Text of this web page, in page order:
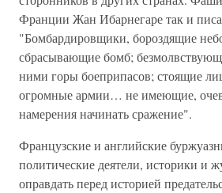
Франции Жан Ибарнегаре так и
"Бомбардировщики, бороздящие
сбрасывающие бомб;
ними горы боеприпасов; стоящие
огромные армии… не имеющие,
намерения начинать сражение".
Французские и английские
политические деятели, историки и
оправдать перед историей